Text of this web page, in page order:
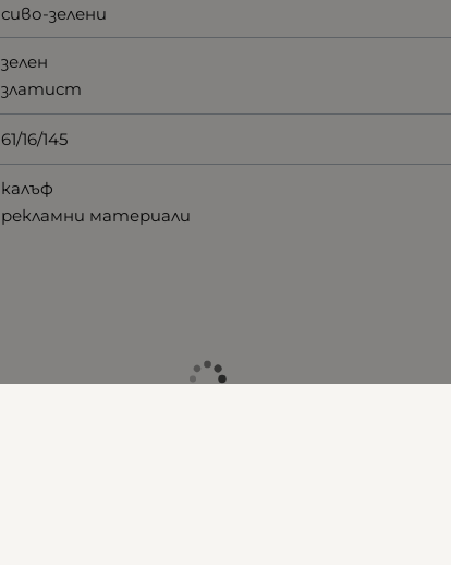
сиво-зелени
зелен
златист
61/16/145
калъф
рекламни материали